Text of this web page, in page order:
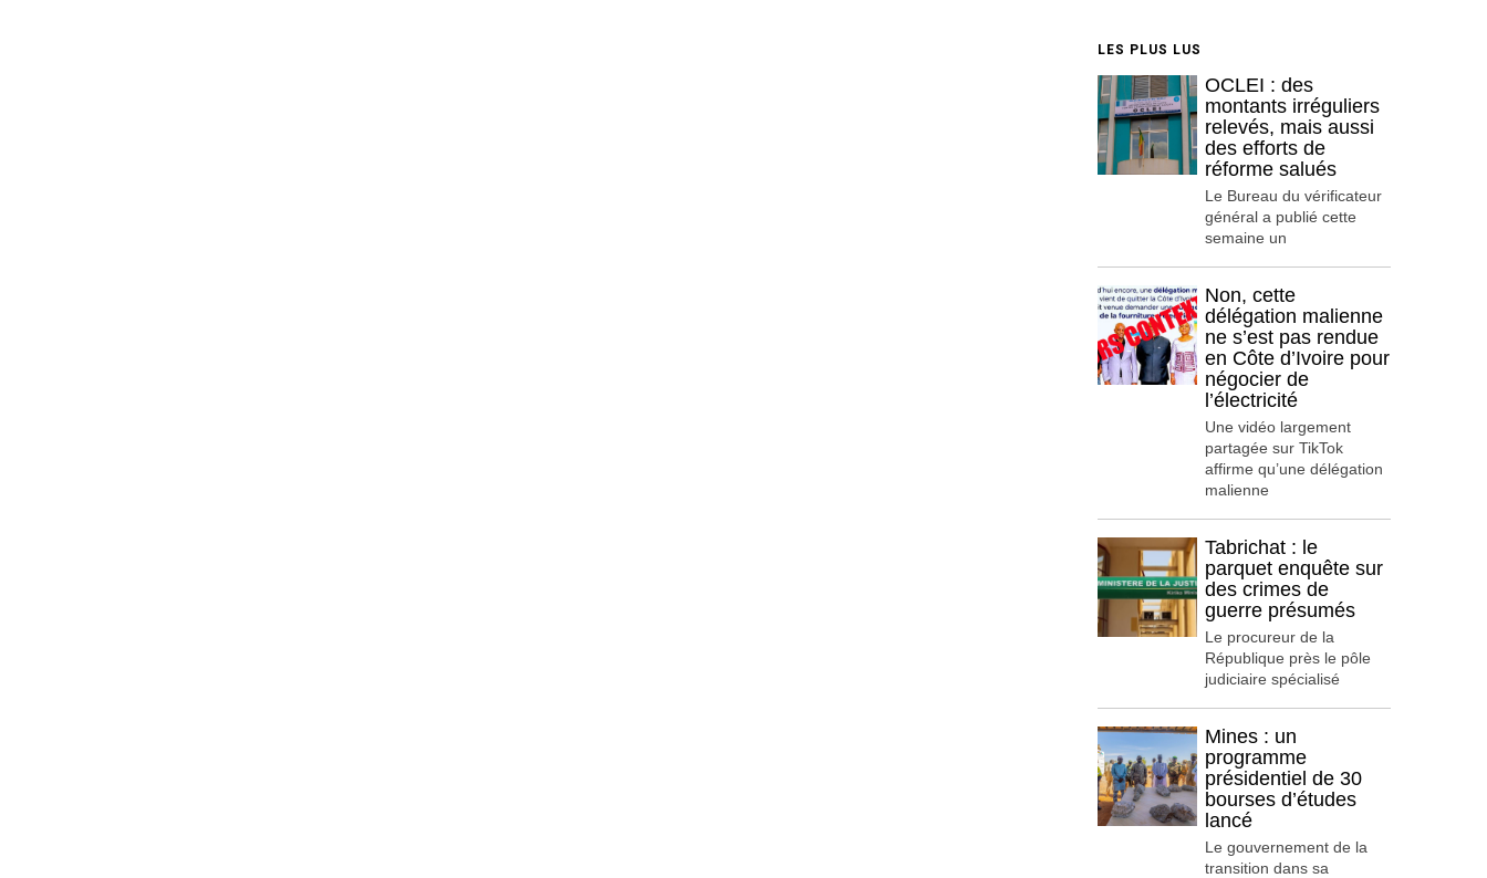
LES PLUS LUS
OCLEI : des
montants irréguliers
relevés, mais aussi
des efforts de
réforme salués
Le Bureau du vérificateur
général a publié cette
semaine un
Non, cette
délégation malienne
ne s’est pas rendue
en Côte d’Ivoire pour
négocier de
l’électricité
Une vidéo largement
partagée sur TikTok
affirme qu’une délégation
malienne
Tabrichat : le
parquet enquête sur
des crimes de
guerre présumés
Le procureur de la
République près le pôle
judiciaire spécialisé
Mines : un
programme
présidentiel de 30
bourses d’études
lancé
Le gouvernement de la
transition dans sa